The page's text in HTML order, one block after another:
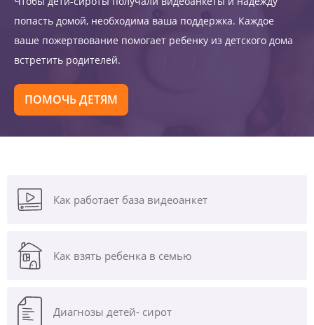
попасть домой, необходима ваша поддержка. Каждое
ваше пожертвование помогает ребенку из детского дома
встретить родителей.
ПОМОЧЬ ДЕТЯМ
Как работает база видеоанкет
Как взять ребенка в семью
Диагнозы детей- сирот